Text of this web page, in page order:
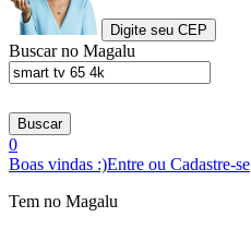
Digite seu CEP
Buscar no Magalu
Buscar
0
Boas vindas :)Entre ou Cadastre-se
Tem no Magalu